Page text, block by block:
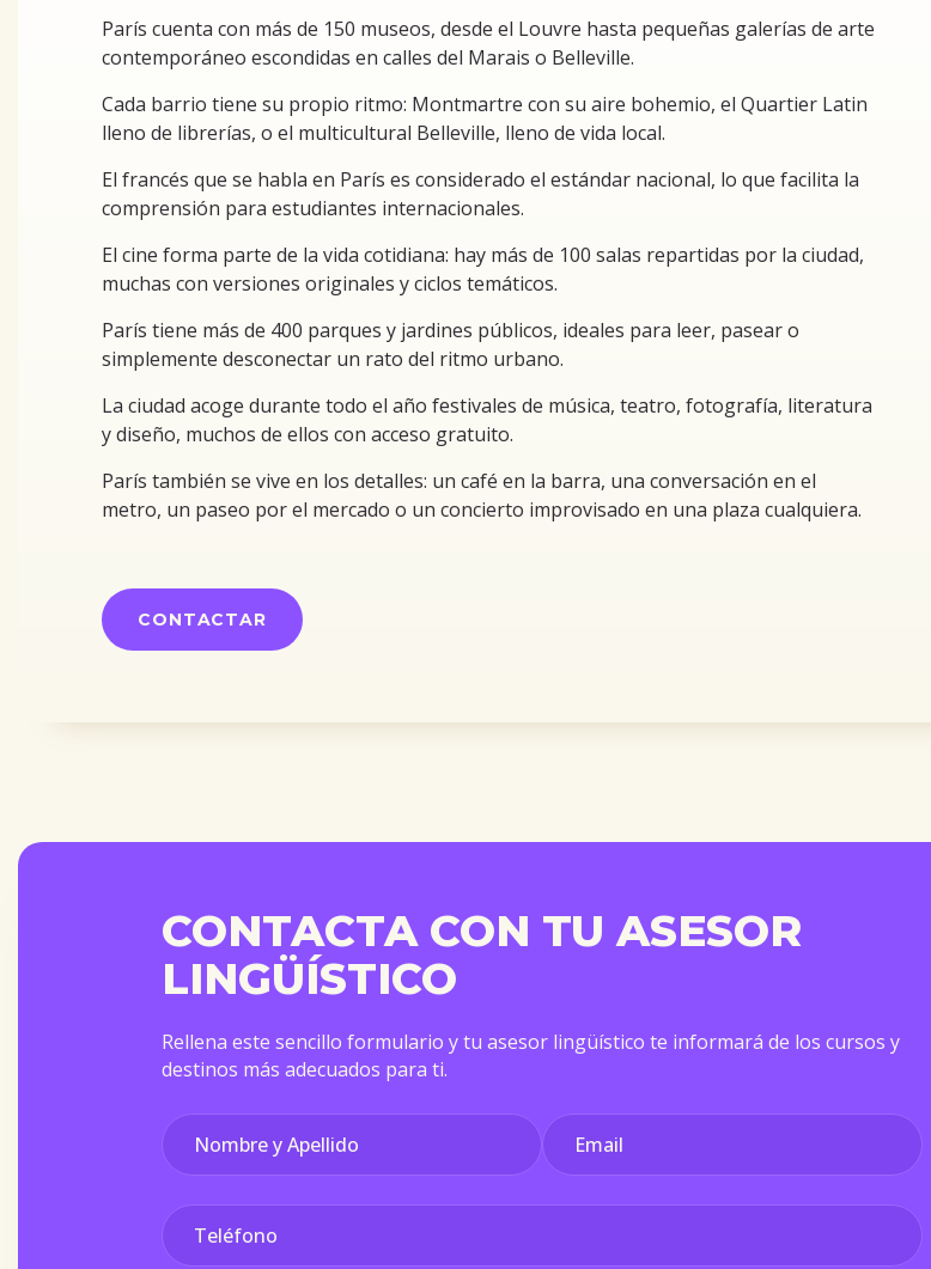
París cuenta con más de 150 museos, desde el Louvre hasta pequeñas galerías de arte
contemporáneo escondidas en calles del Marais o Belleville.
Cada barrio tiene su propio ritmo: Montmartre con su aire bohemio, el Quartier Latin
lleno de librerías, o el multicultural Belleville, lleno de vida local.
El francés que se habla en París es considerado el estándar nacional, lo que facilita la
comprensión para estudiantes internacionales.
El cine forma parte de la vida cotidiana: hay más de 100 salas repartidas por la ciudad,
muchas con versiones originales y ciclos temáticos.
París tiene más de 400 parques y jardines públicos, ideales para leer, pasear o
simplemente desconectar un rato del ritmo urbano.
La ciudad acoge durante todo el año festivales de música, teatro, fotografía, literatura
y diseño, muchos de ellos con acceso gratuito.
París también se vive en los detalles: un café en la barra, una conversación en el
metro, un paseo por el mercado o un concierto improvisado en una plaza cualquiera.
CONTACTAR
CONTACTA CON TU ASESOR
LINGÜÍSTICO
Rellena este sencillo formulario y tu asesor lingüístico te informará de los cursos y
destinos más adecuados para ti.